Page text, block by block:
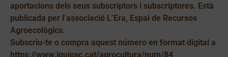
aportacions dels seus subscriptors i subscriptores. Està
publicada per l’associació L’Era, Espai de Recursos
Agroecològics.
Subscriu-te o compra aquest número en format digital a
https://www.iquiosc.cat/agrocultura/num/84